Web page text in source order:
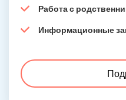
Работа с
Информационные